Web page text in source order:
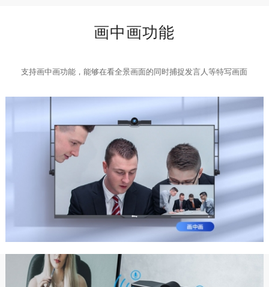
画中画功能
支持画中画功能，能够在看全景画面的同时捕捉发言人等特写画面